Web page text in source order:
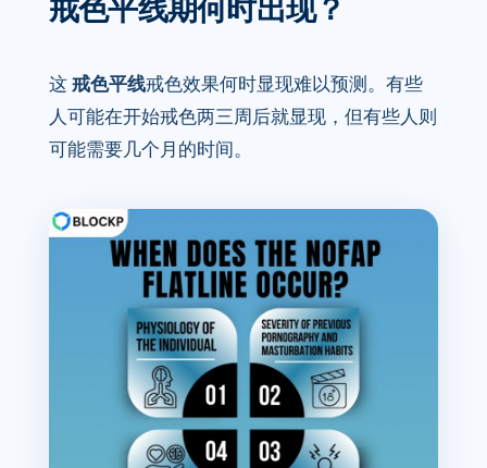
戒色平线期何时出现？
这 戒色平线戒色效果何时显现难以预测。有些
人可能在开始戒色两三周后就显现，但有些人则
可能需要几个月的时间。